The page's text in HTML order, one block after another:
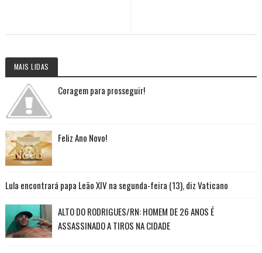
MAIS LIDAS
Coragem para prosseguir!
Feliz Ano Novo!
Lula encontrará papa Leão XIV na segunda-feira (13), diz Vaticano
ALTO DO RODRIGUES/RN: HOMEM DE 26 ANOS É
ASSASSINADO A TIROS NA CIDADE